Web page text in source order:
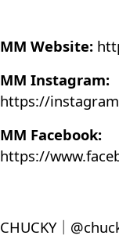
MM Website:
MM Instagram:
https://
MM Facebook:
https://
CHUCKY｜